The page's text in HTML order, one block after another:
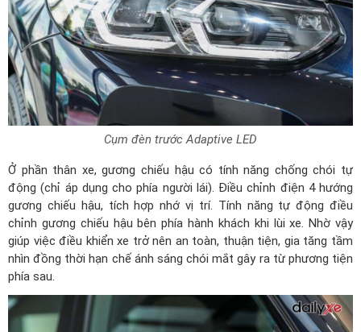
Cụm đèn trước Adaptive LED
Ở phần thân xe, gương chiếu hậu có tính năng chống chói tự
động (chỉ áp dụng cho phía người lái). Điều chỉnh điện 4 hướng
gương chiếu hậu, tích hợp nhớ vị trí. Tính năng tự động điều
chỉnh gương chiếu hậu bên phía hành khách khi lùi xe. Nhờ vậy
giúp việc điều khiển xe trở nên an toàn, thuận tiện, gia tăng tầm
nhìn đồng thời hạn chế ánh sáng chói mắt gây ra từ phương tiện
phía sau.